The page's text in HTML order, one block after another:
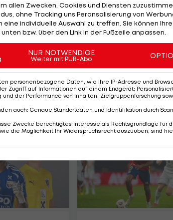
Das Turnier, das ab 2016 stattfindet, wird
"Wir sind sehr erfreut über die tolle
neues Turnier auf Mallorca zu
Ab nächstem Jahr wird die Rasen-
um die Pausen zwischen French
allen Zwecken, Cookies und Diensten
ohne Tracking uns Peronsalisierung von
individuelle Auswahl zu treffen. Sie können
bzw. über den Link in der Fußzeile anpassen.
NUR NOTWENDIGE
Weiter mit PUR-Abo
personenbezogene Daten, wie Ihre IP-Adresse und
Zugriff auf Informationen auf einem Endgerät;
der Performance von Inhalten, Zielgruppenforschung
auch: Genaue Standortdaten und Identifikation durch
Zwecke berechtigtes Interesse als Rechtsgrundlage für
die Möglichkeit Ihr Widerspruchsrecht auszuüben, sind